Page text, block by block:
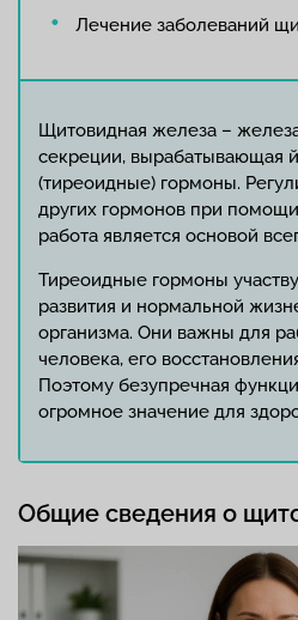
Лечение заболеваний
Щитовидная железа –
секреции, вырабатывающая
(тиреоидные) гормоны.
других гормонов при
работа является основой
Тиреоидные гормоны
развития и нормальной
организма. Они важны для
человека, его
Поэтому безупречная
огромное значение для
Общие сведения о